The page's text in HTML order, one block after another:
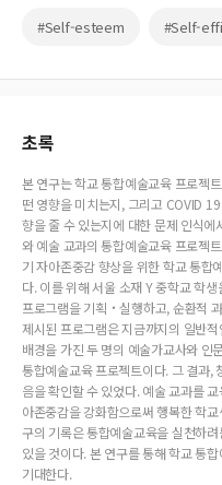
#Self-esteem #Self-
초록
본 연구는 학교 통합예술교육 프로젝
떤 영향을 미치는지, 그리고 COVID
향을 줄 수 있는지에 대한 문제 인식
와 예술 교과의 통합예술교육 프로젝
기 자아존중감 향상을 위한 학교 통합
다. 이를 위해 서울 소재 Y 중학교 학
프로그램을 기획‧실행하고, 순환적
제시된 프로그램은 지금까지의 일반
배경을 가진 두 명의 예술가교사와 인
통합예술교육 프로젝트이다. 그 결과,
음을 확인할 수 있었다. 예술 교과를
아존중감을 강화함으로써 행복한 학
구의 기록은 통합예술교육을 실천하
있을 것이다. 본 연구를 통해 학교 통
기대한다.